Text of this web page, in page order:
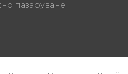
пазаруване